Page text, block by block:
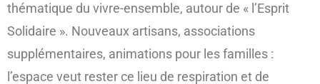
thématique du vivre-ensemble, autour de « l’Esprit
Solidaire ». Nouveaux artisans, associations
supplémentaires, animations pour les familles :
l’espace veut rester ce lieu de respiration et de